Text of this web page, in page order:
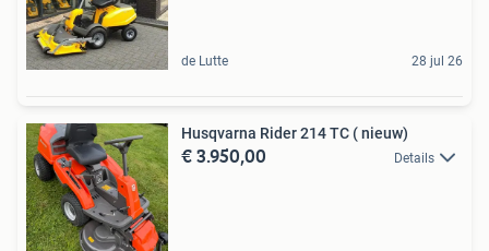
de Lutte 28 jul 26
Husqvarna Rider 214 TC ( nieuw)
€ 3.950,00 Details